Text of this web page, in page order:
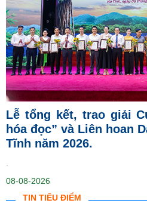
Lễ tổng kết, trao giải
hóa đọc” và Liên hoan
Tĩnh năm 2026.
08-08-2026
TIN TIÊU ĐIỂM